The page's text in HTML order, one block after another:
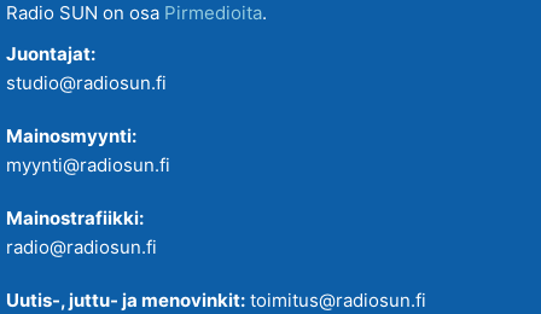
Radio SUN on osa Pirmedioita.
Juontajat:
studio@radiosun.fi
Mainosmyynti:
myynti@radiosun.fi
Mainostrafiikki:
radio@radiosun.fi
Uutis-, juttu- ja menovinkit: toimitus@radiosun.fi